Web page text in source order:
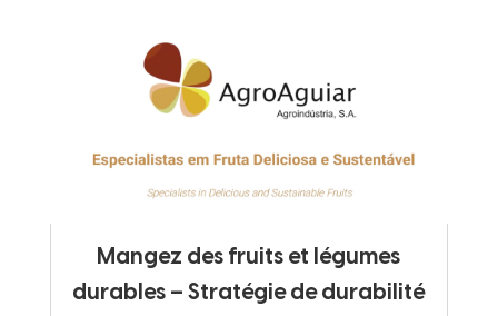
Mangez des fruits et légumes
durables – Stratégie de durabilité